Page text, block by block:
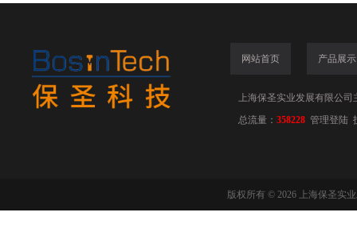
网站首页 产品展示
上海保圣实业发展有限公司
总流量： 358228 管理登陆
版权所有 © 2026 上海保圣实